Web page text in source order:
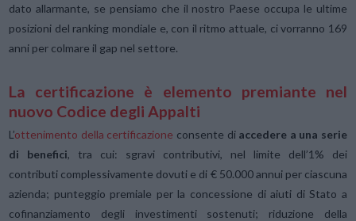
dato allarmante, se pensiamo che il nostro Paese occupa le ultime
posizioni del ranking mondiale e, con il ritmo attuale, ci vorranno 169
anni per colmare il gap nel settore.
La certificazione è elemento premiante nel
nuovo Codice degli Appalti
L’ottenimento della certificazione consente di accedere a una serie
di benefici, tra cui: sgravi contributivi, nel limite dell’1% dei
contributi complessivamente dovuti e di € 50.000 annui per ciascuna
azienda; punteggio premiale per la concessione di aiuti di Stato a
cofinanziamento degli investimenti sostenuti; riduzione della